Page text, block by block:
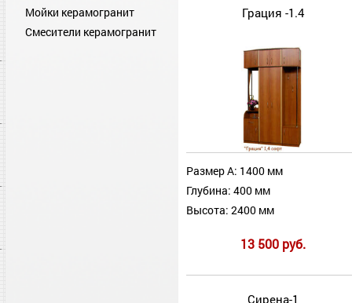
Мойки керамогранит
Смесители керамогранит
Грация -1.4
Размер А: 1400 мм
Глубина: 400 мм
Высота: 2400 мм
13 500 руб.
Сирена-1